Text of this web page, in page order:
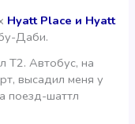
Hyatt Place и Hyatt
Даби.
Т2. Автобус, на
высадил меня у
поезд-шаттл